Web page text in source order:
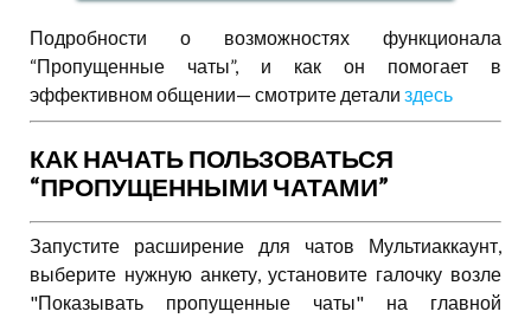
Подробности о возможностях функционала
“Пропущенные чаты”, и как он помогает в
эффективном общении— смотрите детали здесь
КАК НАЧАТЬ ПОЛЬЗОВАТЬСЯ
“ПРОПУЩЕННЫМИ ЧАТАМИ”
Запустите расширение для чатов Мультиаккаунт,
выберите нужную анкету, установите галочку возле
"Показывать пропущенные чаты" на главной